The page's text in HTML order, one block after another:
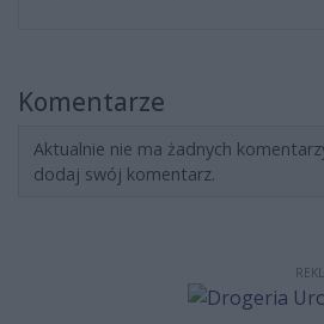
Komentarze
Aktualnie nie ma żadnych
dodaj swój komentarz.